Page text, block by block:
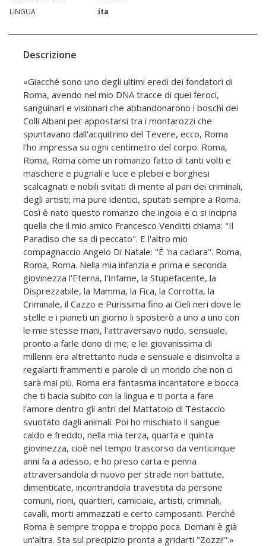
LINGUA
ita
Descrizione
«Giacché sono uno degli ultimi eredi dei fondatori di
Roma, avendo nel mio DNA tracce di quei feroci,
sanguinari e visionari che abbandonarono i boschi dei
Colli Albani per appostarsi tra i montarozzi che
spuntavano dall'acquitrino del Tevere, ecco, Roma
l'ho impressa su ogni centimetro del corpo. Roma,
Roma, Roma come un romanzo fatto di tanti volti e
maschere e pugnali e luce e plebei e borghesi
scalcagnati e nobili svitati di mente al pari dei criminali,
degli artisti; ma pure identici, sputati sempre a Roma.
Così è nato questo romanzo che ingoia e ci si incipria
quella che il mio amico Francesco Venditti chiama: "Il
Paradiso che sa di peccato". E l'altro mio
compagnaccio Angelo Di Natale: "È 'na caciara". Roma,
Roma, Roma. Nella mia infanzia e prima e seconda
giovinezza l'Eterna, l'Infame, la Stupefacente, la
Disprezzabile, la Mamma, la Fica, la Corrotta, la
Criminale, il Cazzo e Purissima fino ai Cieli neri dove le
stelle e i pianeti un giorno li sposterò a uno a uno con
le mie stesse mani, l'attraversavo nudo, sensuale,
pronto a farle dono di me; e lei giovanissima di
millenni era altrettanto nuda e sensuale e disinvolta a
regalarti frammenti e parole di un mondo che non ci
sarà mai più. Roma era fantasma incantatore e bocca
che ti bacia subito con la lingua e ti porta a fare
l'amore dentro gli antri del Mattatoio di Testaccio
svuotato dagli animali. Poi ho mischiato il sangue
caldo e freddo, nella mia terza, quarta e quinta
giovinezza, cioè nel tempo trascorso da venticinque
anni fa a adesso, e ho preso carta e penna
attraversandola di nuovo per strade non battute,
dimenticate, incontrandola travestita da persone
comuni, rioni, quartieri, camiciaie, artisti, criminali,
cavalli, morti ammazzati e certo camposanti. Perché
Roma è sempre troppa e troppo poca. Domani è già
un'altra. Sta sul precipizio pronta a gridarti "Zozzi!".»